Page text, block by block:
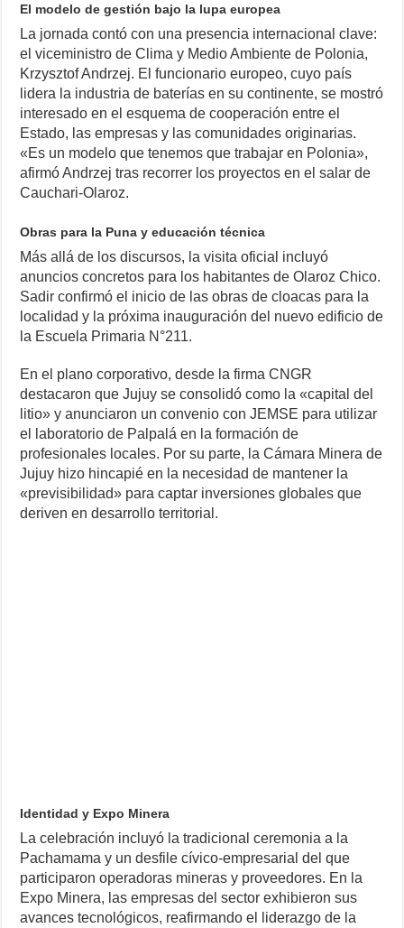
El modelo de gestión bajo la lupa europea
La jornada contó con una presencia internacional clave:
el viceministro de Clima y Medio Ambiente de Polonia,
Krzysztof Andrzej. El funcionario europeo, cuyo país
lidera la industria de baterías en su continente, se mostró
interesado en el esquema de cooperación entre el
Estado, las empresas y las comunidades originarias.
«Es un modelo que tenemos que trabajar en Polonia»,
afirmó Andrzej tras recorrer los proyectos en el salar de
Cauchari-Olaroz.
Obras para la Puna y educación técnica
Más allá de los discursos, la visita oficial incluyó
anuncios concretos para los habitantes de Olaroz Chico.
Sadir confirmó el inicio de las obras de cloacas para la
localidad y la próxima inauguración del nuevo edificio de
la Escuela Primaria N°211.
En el plano corporativo, desde la firma CNGR
destacaron que Jujuy se consolidó como la «capital del
litio» y anunciaron un convenio con JEMSE para utilizar
el laboratorio de Palpalá en la formación de
profesionales locales. Por su parte, la Cámara Minera de
Jujuy hizo hincapié en la necesidad de mantener la
«previsibilidad» para captar inversiones globales que
deriven en desarrollo territorial.
Identidad y Expo Minera
La celebración incluyó la tradicional ceremonia a la
Pachamama y un desfile cívico-empresarial del que
participaron operadoras mineras y proveedores. En la
Expo Minera, las empresas del sector exhibieron sus
avances tecnológicos, reafirmando el liderazgo de la